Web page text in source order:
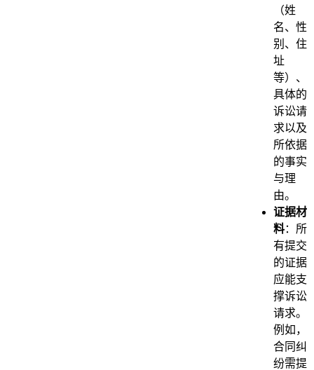
（姓
名、性
别、住
址
等）、
具体的
诉讼请
求以及
所依据
的事实
与理
由。
证据材
料：所
有提交
的证据
应能支
撑诉讼
请求。
例如，
合同纠
纷需提